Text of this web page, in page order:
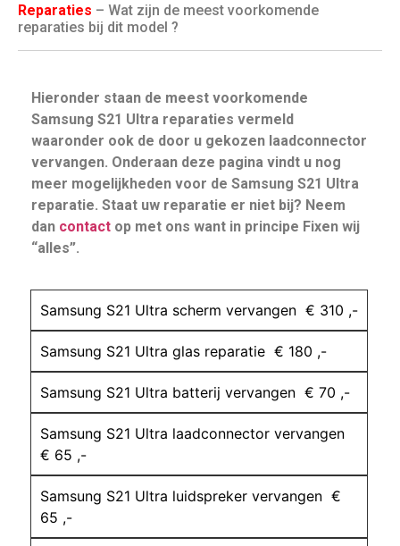
Reparaties – Wat zijn de meest voorkomende
reparaties bij dit model ?
Hieronder staan de meest voorkomende
Samsung S21 Ultra reparaties vermeld
waaronder ook de door u gekozen laadconnector
vervangen. Onderaan deze pagina vindt u nog
meer mogelijkheden voor de Samsung S21 Ultra
reparatie. Staat uw reparatie er niet bij? Neem
dan contact op met ons want in principe Fixen wij
“alles”.
Samsung S21 Ultra scherm vervangen € 310 ,-
Samsung S21 Ultra glas reparatie € 180 ,-
Samsung S21 Ultra batterij vervangen € 70 ,-
Samsung S21 Ultra laadconnector vervangen
€ 65 ,-
Samsung S21 Ultra luidspreker vervangen €
65 ,-